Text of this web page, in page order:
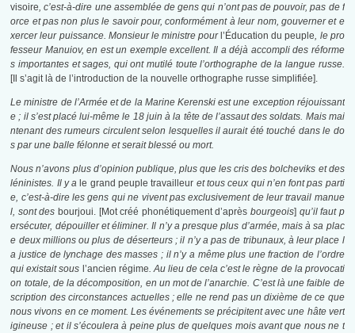
visoire, c’est-à-dire une assemblée de gens qui n’ont pas de pouvoir, pas de f
orce et pas non plus le savoir pour, conformément à leur nom, gouverner et e
xercer leur puissance. Monsieur le ministre pour l’Éducation du peuple, le pro
fesseur Manuiov, en est un exemple excellent. Il a déjà accompli des réforme
s importantes et sages, qui ont mutilé toute l’orthographe de la langue russe.
[Il s’agit là de l’introduction de la nouvelle orthographe russe simplifiée].
Le ministre de l’Armée et de la Marine Kerenski est une exception réjouissant
e ; il s’est placé lui-même le 18 juin à la tête de l’assaut des soldats. Mais mai
ntenant des rumeurs circulent selon lesquelles il aurait été touché dans le do
s par une balle félonne et serait blessé ou mort.
Nous n’avons plus d’opinion publique, plus que les cris des bolcheviks et des
léninistes. Il y a le grand peuple travailleur et tous ceux qui n’en font pas parti
e, c’est-à-dire les gens qui ne vivent pas exclusivement de leur travail manue
l, sont des bourjoui. [Mot créé phonétiquement d’après bourgeois] qu’il faut p
ersécuter, dépouiller et éliminer. Il n’y a presque plus d’armée, mais à sa plac
e deux millions ou plus de déserteurs ; il n’y a pas de tribunaux, à leur place l
a justice de lynchage des masses ; il n’y a même plus une fraction de l’ordre
qui existait sous l’ancien régime. Au lieu de cela c’est le règne de la provocati
on totale, de la décomposition, en un mot de l’anarchie. C’est là une faible de
scription des circonstances actuelles ; elle ne rend pas un dixième de ce que
nous vivons en ce moment. Les événements se précipitent avec une hâte vert
igineuse ; et il s’écoulera à peine plus de quelques mois avant que nous ne t